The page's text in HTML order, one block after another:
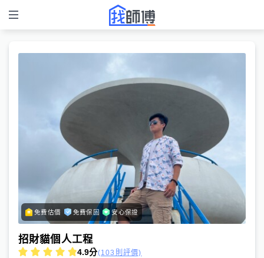
免費估價 免費保固 安心保證
招財貓個人工程
4.9分(103則評價)